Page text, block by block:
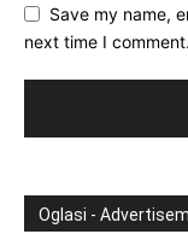
Save my name,
next time I comment.
Oglasi -